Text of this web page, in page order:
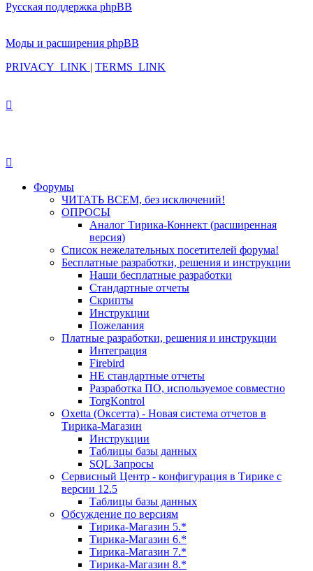
Русская поддержка phpBB
Моды и расширения phpBB
PRIVACY_LINK | TERMS_LINK
Форумы
ЧИТАТЬ ВСЕМ, без исключений!
ОПРОСЫ
Аналог Тирика-Коннект (расширенная
версия)
Список нежелательных посетителей форума!
Бесплатные разработки, решения и инструкции
Наши бесплатные разработки
Стандартные отчеты
Скрипты
Инструкции
Пожелания
Платные разработки, решения и инструкции
Интеграция
Firebird
НЕ стандартные отчеты
Разработка ПО, используемое совместно
TorgKontrol
Oxetta (Оксетта) - Новая система отчетов в
Тирика-Магазин
Инструкции
Таблицы базы данных
SQL Запросы
Сервисный Центр - конфигурация в Тирике с
версии 12.5
Таблицы базы данных
Обсуждение по версиям
Тирика-Магазин 5.*
Тирика-Магазин 6.*
Тирика-Магазин 7.*
Тирика-Магазин 8.*